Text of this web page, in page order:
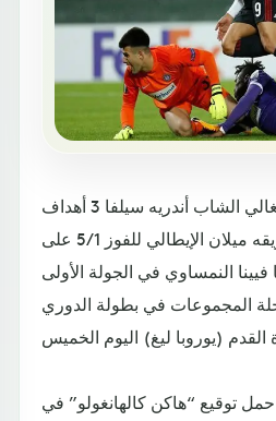
أحرز النجم البرتغالي الشاب أندريه سيلفا 3 أهداف
(هاتريك)، قاد بها فريقه ميلان الإيطالي للفوز 5/1 على
النمساوي في الجولة الأولى
المجموعات في بطولة الدوري
توقيع “هاكن كالهانغولو” في